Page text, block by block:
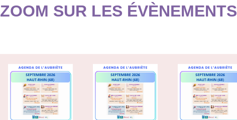
ZOOM SUR LES ÉVÈNEMENTS